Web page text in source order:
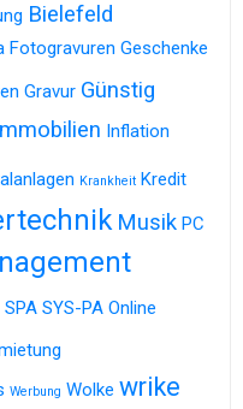
Bielefeld
Fotogravuren Geschenke
Gravur Günstig
Inflation
Krankheit Kredit
Musik PC
SPA SYS-PA Online
Werbung Wolke wrike